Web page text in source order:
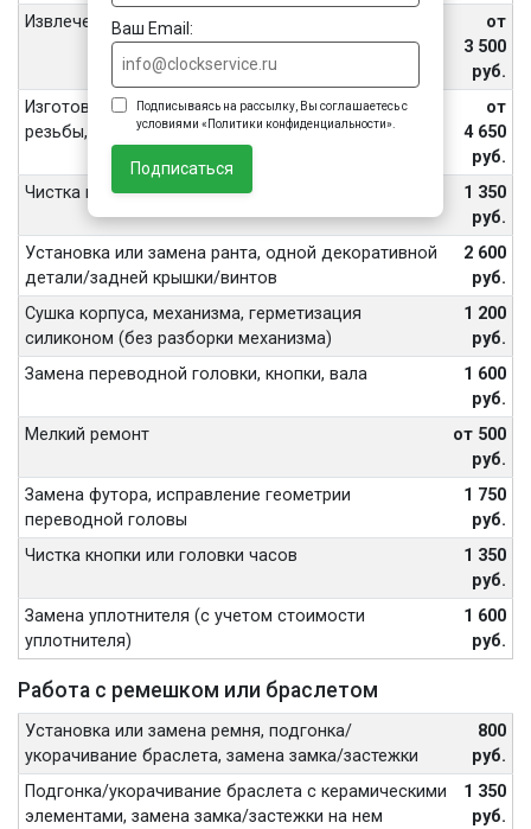
Ваш Email:
Подписываясь на рассылку, Вы соглашаетесь с
условиями «Политики конфиденциальности».
Подписаться
Извлечение обломанных винтов, шпилек
от
3 500
руб.
Изготовление винтов, футора, восстановление
резьбы, внутренних частей переводной головы
от
4 650
руб.
Чистка корпуса часов ультразвуком
1 350
руб.
Установка или замена ранта, одной декоративной
детали/задней крышки/винтов
2 600
руб.
Сушка корпуса, механизма, герметизация
силиконом (без разборки механизма)
1 200
руб.
Замена переводной головки, кнопки, вала
1 600
руб.
Мелкий ремонт
от 500
руб.
Замена футора, исправление геометрии
переводной головы
1 750
руб.
Чистка кнопки или головки часов
1 350
руб.
Замена уплотнителя (с учетом стоимости
уплотнителя)
1 600
руб.
Работа с ремешком или браслетом
Установка или замена ремня, подгонка/
укорачивание браслета, замена замка/застежки
800
руб.
Подгонка/укорачивание браслета с керамическими
элементами, замена замка/застежки на нем
1 350
руб.